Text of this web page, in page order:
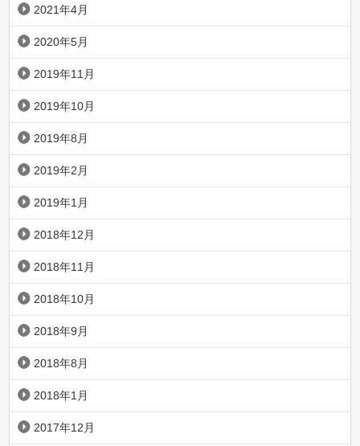
2021年4月
2020年5月
2019年11月
2019年10月
2019年8月
2019年2月
2019年1月
2018年12月
2018年11月
2018年10月
2018年9月
2018年8月
2018年1月
2017年12月